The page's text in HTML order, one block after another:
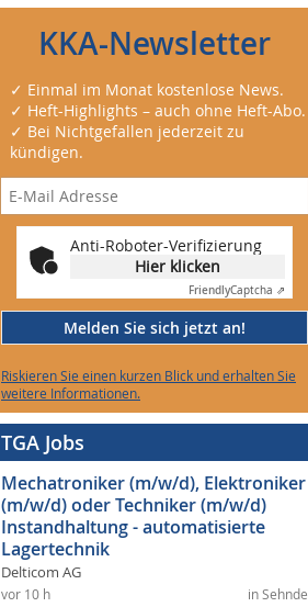
KKA-Newsletter
✓ Einmal im Monat kostenlose News.
✓ Heft-Highlights – auch ohne Heft-Abo.
✓ Bei Nichtgefallen jederzeit zu
kündigen.
Anti-Roboter-Verifizierung
Hier klicken
FriendlyCaptcha ⇗
Melden Sie sich jetzt an!
Riskieren Sie einen kurzen Blick und erhalten Sie
weitere Informationen.
TGA Jobs
Mechatroniker (m/w/d), Elektroniker
(m/w/d) oder Techniker (m/w/d)
Instandhaltung - automatisierte
Lagertechnik
Delticom AG
in Sehnde
vor 10 h